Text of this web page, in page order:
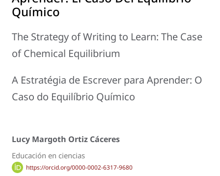
Químico
The Strategy of Writing to Learn: The Case
of Chemical Equilibrium
A Estratégia de Escrever para Aprender: O
Caso do Equilíbrio Químico
Lucy Margoth Ortiz Cáceres
Educación en ciencias
https://orcid.org/0000-0002-6317-9680